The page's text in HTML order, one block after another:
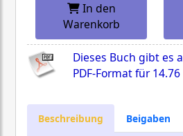
In den
Warenkorb
Dieses Buch gibt es
PDF-Format für14.76
Beschreibung
Beigaben